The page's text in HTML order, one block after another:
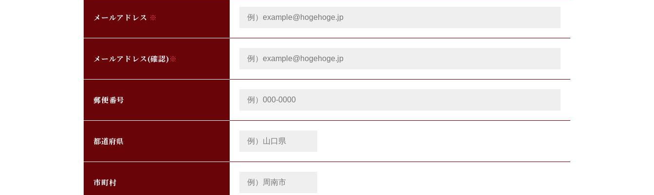
メールアドレス ※
メールアドレス(確認)※
郵便番号
都道府県
市町村